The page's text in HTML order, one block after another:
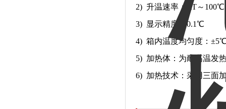
2) 升温速率：RT～100℃
3) 显示精度：0.1℃
4) 箱内温度均匀度：
5) 加热体：为耐高温发
6) 加热技术：采用三面